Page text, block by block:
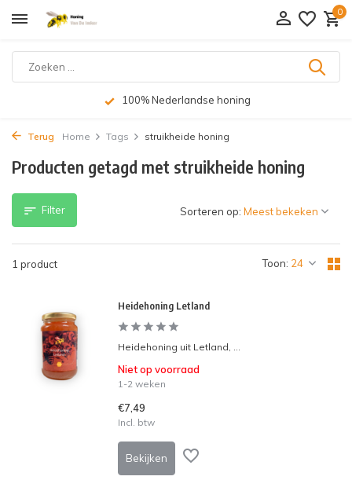
0
100% Nederlandse honing
Terug Home Tags struikheide honing
Producten getagd met struikheide honing
Filter
1 product Toon:
Sorteren op:
Heidehoning Letland
Heidehoning uit Letland, ...
Niet op voorraad
1-2 weken
€7,49
Incl. btw
Bekijken